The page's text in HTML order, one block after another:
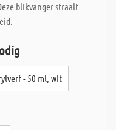
blikvanger straalt
- 50 ml, wit